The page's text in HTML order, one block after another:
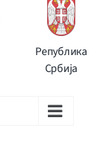
Република
Србија